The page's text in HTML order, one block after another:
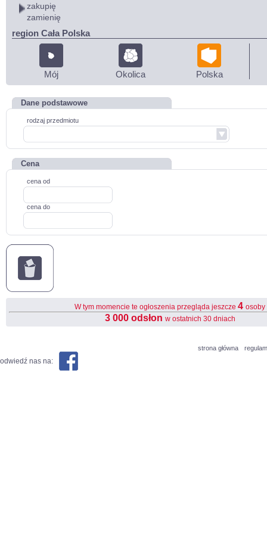
zakupię
zamienię
region Cała Polska
Mój Okolica Polska
Dane podstawowe
rodzaj przedmiotu
Cena
cena od
cena do
W tym momencie te ogłoszenia przegląda jeszcze 4 osoby
3 000 odsłon w ostatnich 30 dniach
strona główna
odwiedź nas na: